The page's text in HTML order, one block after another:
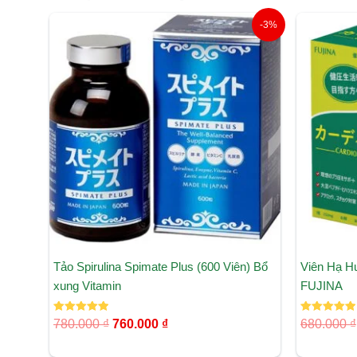
-3%
Tảo Spirulina Spimate Plus (600 Viên) Bổ
xung Vitamin
Được xếp
hạng
780.000₫
gốc
là:
780.000 ₫.
760.000 ₫
Giá
hiện
tại
760.000 ₫.
Viên Hạ
FUJINA
Được xếp
hạng
680.000₫